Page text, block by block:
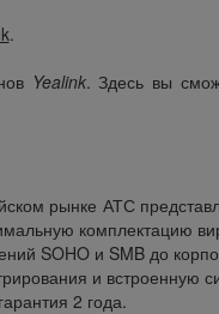
.
Yealink. Здесь вы
рынке АТС
комплектацию
SOHO и SMB до
и встроенную
2 года.